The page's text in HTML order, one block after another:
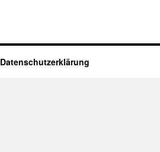
Datenschutz­erklärung